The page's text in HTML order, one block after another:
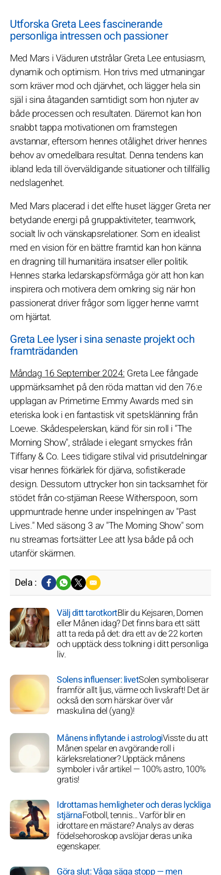
Utforska Greta Lees fascinerande
personliga intressen och passioner
Med Mars i Väduren utstrålar Greta Lee entusiasm,
dynamik och optimism. Hon trivs med utmaningar
som kräver mod och djärvhet, och lägger hela sin
själ i sina åtaganden samtidigt som hon njuter av
både processen och resultaten. Däremot kan hon
snabbt tappa motivationen om framstegen
avstannar, eftersom hennes otålighet driver hennes
behov av omedelbara resultat. Denna tendens kan
ibland leda till överväldigande situationer och tillfällig
nedslagenhet.
Med Mars placerad i det elfte huset lägger Greta ner
betydande energi på gruppaktiviteter, teamwork,
socialt liv och vänskapsrelationer. Som en idealist
med en vision för en bättre framtid kan hon känna
en dragning till humanitära insatser eller politik.
Hennes starka ledarskapsförmåga gör att hon kan
inspirera och motivera dem omkring sig när hon
passionerat driver frågor som ligger henne varmt
om hjärtat.
Greta Lee lyser i sina senaste projekt och
framträdanden
Måndag 16 September 2024: Greta Lee fångade
uppmärksamhet på den röda mattan vid den 76:e
upplagan av Primetime Emmy Awards med sin
eteriska look i en fantastisk vit spetsklänning från
Loewe. Skådespelerskan, känd för sin roll i "The
Morning Show", strålade i elegant smyckes från
Tiffany & Co. Lees tidigare stilval vid prisutdelningar
visar hennes förkärlek för djärva, sofistikerade
design. Dessutom uttrycker hon sin tacksamhet för
stödet från co-stjärnan Reese Witherspoon, som
uppmuntrade henne under inspelningen av "Past
Lives." Med säsong 3 av "The Morning Show" som
nu streamas fortsätter Lee att lysa både på och
utanför skärmen.
Dela :
Välj ditt tarotkortBlir du Kejsaren, Domen
eller Månen idag? Det finns bara ett sätt
att ta reda på det: dra ett av de 22 korten
och upptäck dess tolkning i ditt personliga
liv.
Solens influenser: livetSolen symboliserar
framför allt ljus, värme och livskraft! Det är
också den som härskar över vår
maskulina del (yang)!
Månens inflytande i astrologiVisste du att
Månen spelar en avgörande roll i
kärleksrelationer? Upptäck månens
symboler i vår artikel — 100% astro, 100%
gratis!
Idrottarnas hemligheter och deras lyckliga
stjärnaFotboll, tennis... Varför blir en
idrottare en mästare? Analys av deras
födelsehoroskop avslöjar deras unika
egenskaper.
Göra slut: Våga säga stopp — men